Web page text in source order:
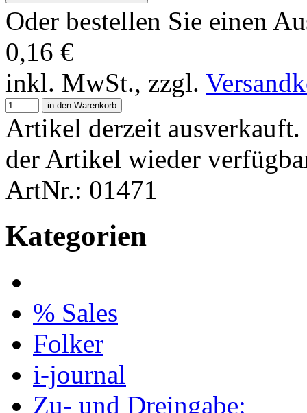
Oder bestellen Sie einen
0,16 €
inkl. MwSt., zzgl.
in den Warenkorb
Artikel derzeit
der Artikel wieder
ArtNr.: 01471
Kategorien
% Sales
Folker
i-journal
Zu- und Dreingabe: